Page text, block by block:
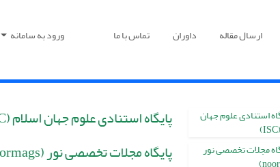
ارسال مقاله داوران تماس با ما ورود به سامانه
پایگاه استنادی علوم جهان اسلام (ISC)
پایگاه مجلات تخصصی نور (noormags)